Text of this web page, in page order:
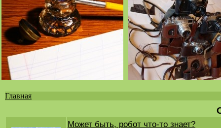
здесь
Главная
Может быть, робот что-то знает?